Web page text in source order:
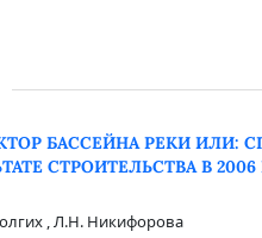
БАССЕЙНА РЕКИ ИЛИ:
СТРОИТЕЛЬСТВА В
, Л.Н. Никифорова